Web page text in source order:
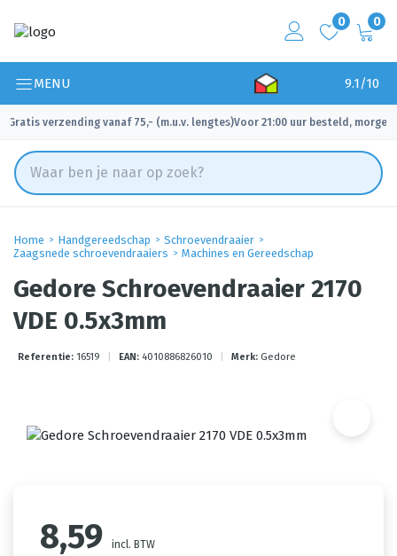
0 0
MENU 9.1/10
Gratis verzending vanaf 75,- (m.u.v. lengtes)
✓ Voor 21:00 uur besteld, morgen
Home Handgereedschap
Schroevendraaier
Zaagsnede schroevendraaiers
Machines en Gereedschap
Gedore Schroevendraaier 2170
VDE 0.5x3mm
Referentie: 16519 EAN: 4010886826010 Merk: Gedore
8,59 incl. BTW